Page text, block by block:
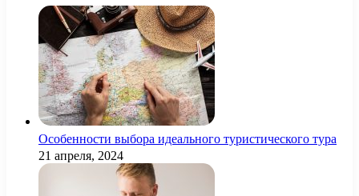
Особенности выбора идеального туристического тура
21 апреля, 2024